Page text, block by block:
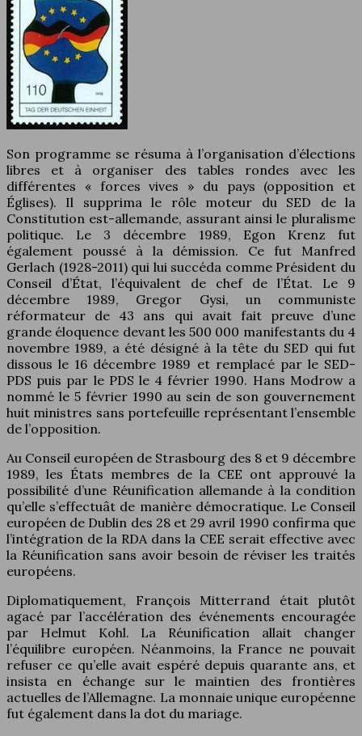
Son programme se résuma à l’organisation d’élections
libres et à organiser des tables rondes avec les
différentes « forces vives » du pays (opposition et
Églises). Il supprima le rôle moteur du SED de la
Constitution est-allemande, assurant ainsi le pluralisme
politique. Le 3 décembre 1989, Egon Krenz fut
également poussé à la démission. Ce fut Manfred
Gerlach (1928-2011) qui lui succéda comme Président du
Conseil d’État, l’équivalent de chef de l’État. Le 9
décembre 1989, Gregor Gysi, un communiste
réformateur de 43 ans qui avait fait preuve d’une
grande éloquence devant les 500 000 manifestants du 4
novembre 1989, a été désigné à la tête du SED qui fut
dissous le 16 décembre 1989 et remplacé par le SED-
PDS puis par le PDS le 4 février 1990. Hans Modrow a
nommé le 5 février 1990 au sein de son gouvernement
huit ministres sans portefeuille représentant l’ensemble
de l’opposition.
Au Conseil européen de Strasbourg des 8 et 9 décembre
1989, les États membres de la CEE ont approuvé la
possibilité d’une Réunification allemande à la condition
qu’elle s’effectuât de manière démocratique. Le Conseil
européen de Dublin des 28 et 29 avril 1990 confirma que
l’intégration de la RDA dans la CEE serait effective avec
la Réunification sans avoir besoin de réviser les traités
européens.
Diplomatiquement, François Mitterrand était plutôt
agacé par l’accélération des événements encouragée
par Helmut Kohl. La Réunification allait changer
l’équilibre européen. Néanmoins, la France ne pouvait
refuser ce qu’elle avait espéré depuis quarante ans, et
insista en échange sur le maintien des frontières
actuelles de l’Allemagne. La monnaie unique européenne
fut également dans la dot du mariage.